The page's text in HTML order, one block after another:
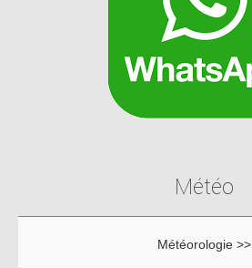
Météo
Météorologie >>